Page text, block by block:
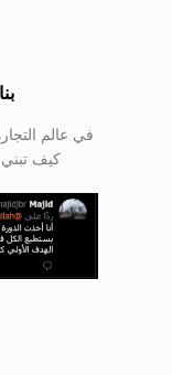
في عالم
كيف